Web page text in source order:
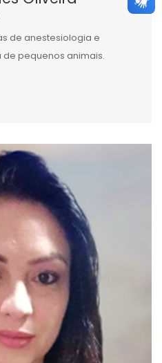
de anestesiologia e
pequenos animais.